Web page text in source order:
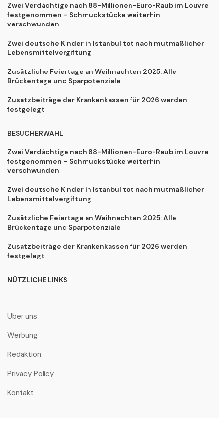
Zwei Verdächtige nach 88-Millionen-Euro-Raub im Louvre
festgenommen – Schmuckstücke weiterhin
verschwunden
Zwei deutsche Kinder in Istanbul tot nach mutmaßlicher
Lebensmittelvergiftung
Zusätzliche Feiertage an Weihnachten 2025: Alle
Brückentage und Sparpotenziale
Zusatzbeiträge der Krankenkassen für 2026 werden
festgelegt
BESUCHERWAHL
Zwei Verdächtige nach 88-Millionen-Euro-Raub im Louvre
festgenommen – Schmuckstücke weiterhin
verschwunden
Zwei deutsche Kinder in Istanbul tot nach mutmaßlicher
Lebensmittelvergiftung
Zusätzliche Feiertage an Weihnachten 2025: Alle
Brückentage und Sparpotenziale
Zusatzbeiträge der Krankenkassen für 2026 werden
festgelegt
NÜTZLICHE LINKS
Über uns
Werbung
Redaktion
Privacy Policy
Kontakt